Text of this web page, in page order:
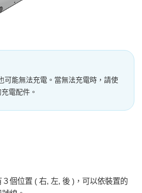
可能無法充電。當無法充電時，請使
電配件。
個位置 ( 右, 左, 後 )，可以依裝置的